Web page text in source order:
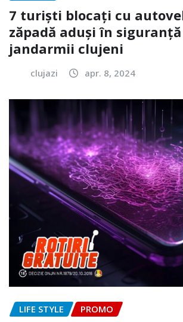
7 turiști blocați cu
zăpadă aduși în
jandarmii clujeni
clujazi apr. 8, 2024
LIFE STYLE PROMO